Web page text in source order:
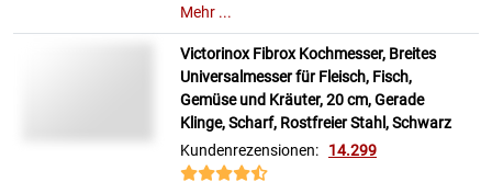
Mehr ...
Victorinox Fibrox Kochmesser, Breites
Universalmesser für Fleisch, Fisch,
Gemüse und Kräuter, 20 cm, Gerade
Klinge, Scharf, Rostfreier Stahl, Schwarz
Kundenrezensionen: 14.299